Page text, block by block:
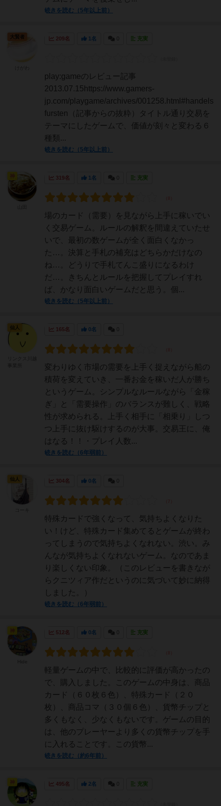
続きを読む（5年以上前）
209名 1名 充実
play:gameのレビュー記事
2013.07.15https://www.gamers-
jp.com/playgame/archives/001258.html#handels
fursten（記事からの抜粋）タイトル通り交易を
テーマにしたゲームで、価値が刻々と変わる６
種類...
続きを読む（5年以上前）
大賢者
319名 1名 充実
場のカード（需要）を見ながら上手に稼いでい
く交易ゲーム。ルールの解釈を間違えていたせ
いで、最初の数ゲームが全く面白くなかっ
た…。決算と手札の補充はどちらかだけなの
ね…。どうりで手札てんこ盛りになるわけ
だ…。きちんとルールを把握してプレイすれ
ば、かなり面白いゲームだと思う。個...
続きを読む（5年以上前）
165名 0名
変わりゆく市場の需要を上手く捉えながら船の
積荷を変えていき、一番お金を稼いだ人が勝ち
というゲーム。シンプルなルールながら「金稼
ぎ」と「需要操作」のバランスが難しく、戦略
性が求められる。上手く相手に「相乗り」しつ
つ上手に抜け駆けするのが大事。交易王に、俺
はなる！！・プレイ人数...
続きを読む（6年弱前）
仙人
304名 0名
特殊カードで強くなって、気持ちよくなりた
い！けど、特殊カード集めてるとゲームが終わ
ってしまうので気持ちよくなれない。渋い。み
んなが気持ちよくなれないゲーム。なのであま
り楽しくない印象。（このレビューを書きなが
らクニツィア作だというのに気づいて妙に納得
しました。）
続きを読む（6年弱前）
仙人
512名 0名 充実
軽量ゲームの中で、比較的に評価が高かったの
で、購入しました。このゲームの中身は、商品
カード（６０枚６色）、特殊カード（２０
枚）、商品コマ（３０個６色）、貨幣チップと
多くもなく、少なくもないです。ゲームの目的
は、他のプレーヤーより多くの貨幣チップを手
に入れることです。この貨幣...
続きを読む（約6年前）
神
495名 2名 充実
神